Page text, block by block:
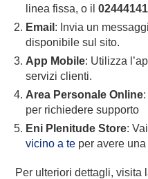
linea fissa, o il02444141
Email : Invia un
disponibile sul sito.
App Mobile: Utilizza
servizi clienti.
Area Personale Online
per richiedere supporto
Eni Plenitude Store:
vicino a te per avere
Per ulteriori dettagli, visita